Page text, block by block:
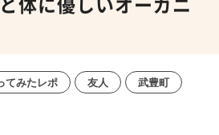
てみたレポ 友人 武豊町